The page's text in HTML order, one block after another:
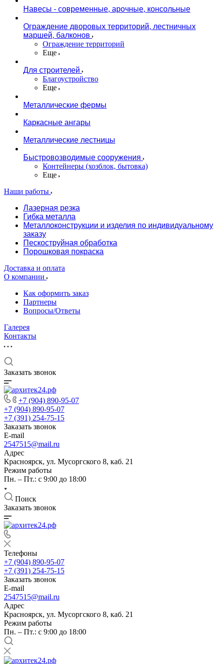
Навесы - современные, арочные, консольные
Ограждение дворовых территорий, лестничных
маршей, балконов
Ограждение территорий
Еще
Для строителей
Благоустройство
Еще
Металлические фермы
Каркасные ангары
Металлические лестницы
Быстровозводимые сооружения
Контейнеры (хозблок, бытовка)
Еще
Наши работы
Лазерная резка
Гибка металла
Металлоконструкции и изделия по индивидуальному
заказу
Пескоструйная обработка
Порошковая покраска
Доставка и оплата
О компании
Как оформить заказ
Партнеры
Вопросы/Ответы
Галерея
Контакты
Заказать звонок
+7 (904) 890-95-07
+7 (904) 890-95-07
+7 (391) 254-75-15
Заказать звонок
E-mail
2547515@mail.ru
Адрес
Красноярск, ул. Мусоргского 8, каб. 21
Режим работы
Пн. – Пт.: с 9:00 до 18:00
Поиск
Заказать звонок
Телефоны
+7 (904) 890-95-07
+7 (391) 254-75-15
Заказать звонок
E-mail
2547515@mail.ru
Адрес
Красноярск, ул. Мусоргского 8, каб. 21
Режим работы
Пн. – Пт.: с 9:00 до 18:00